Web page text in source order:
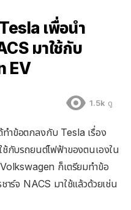
เพื่อนำ
มาใช้กับ
EV
1.5k ดู
ำข้อตกลงกับ Tesla เรื่อง
ช้กับรถยนต์ไฟฟ้าของตนเองใน
ก็เตรียมทำข้อ
ร์จ NACS มาใช้แล้วด้วยเช่น